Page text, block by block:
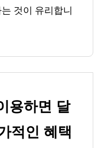
것이 유리합니
용하면 달
적인 혜택